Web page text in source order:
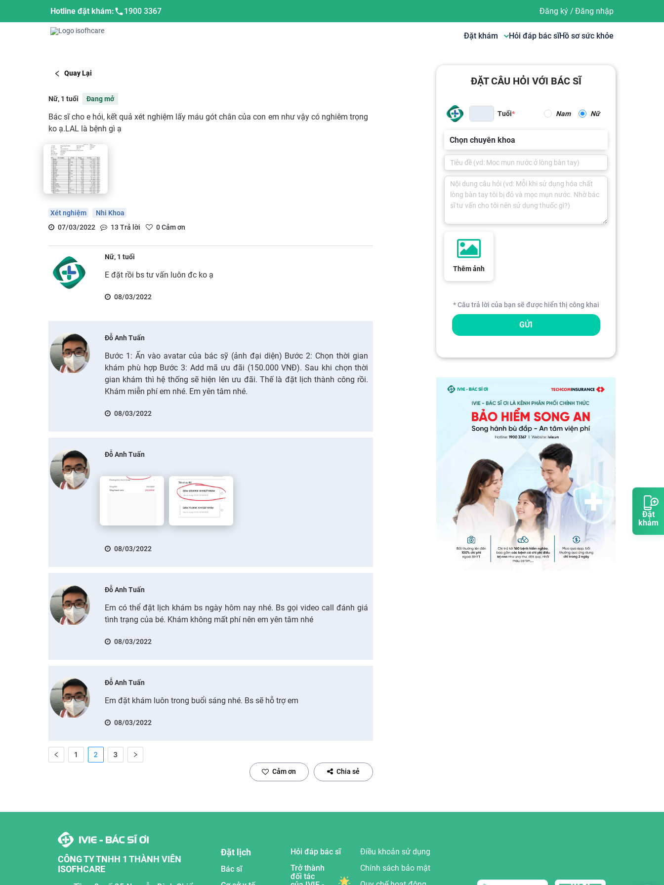
Đặt
khám
Hotline đặt khám: 1900 3367 Đăng ký/ Đăng nhập
Đặt khám Hỏi đáp bác sĩHồ sơ sức khỏe
Quay Lại
Nữ, 1 tuổi Đang mở
Bác sĩ cho e hỏi, kết quả xét nghiệm lấy máu gót chân của con em như vậy có nghiêm trọng
ko ạ.LAL là bệnh gì ạ
Xét nghiệm
Nhi Khoa
07/03/2022
13 Trả lời 0Cảm ơn
Nữ, 1 tuổi
E đặt rồi bs tư vấn luôn đc ko ạ
08/03/2022
Đỗ Anh Tuấn
Bước 1: Ấn vào avatar của bác sỹ (ảnh đại diện) Bước 2: Chọn thời gian
khám phù hợp Bước 3: Add mã ưu đãi (150.000 VNĐ). Sau khi chọn thời
gian khám thì hệ thống sẽ hiện lên ưu đãi. Thế là đặt lịch thành công rồi.
Khám miễn phí em nhé. Em yên tâm nhé.
08/03/2022
Đỗ Anh Tuấn
08/03/2022
Đỗ Anh Tuấn
Em có thể đặt lịch khám bs ngày hôm nay nhé. Bs gọi video call đánh giá
tình trạng của bé. Khám không mất phí nên em yên tâm nhé
08/03/2022
Đỗ Anh Tuấn
Em đặt khám luôn trong buổi sáng nhé. Bs sẽ hỗ trợ em
08/03/2022
1 2 3
Cảm ơn Chia sẻ
ĐẶT CÂU HỎI VỚI BÁC SĨ
Tuổi Nam Nữ
Chọn chuyên khoa
Thêm ảnh
* Câu trả lời của bạn sẽ được hiển thị công khai
GỬI
CÔNG TY TNHH 1 THÀNH VIÊN
ISOFHCARE
Đặt lịch
Bác sĩ
Hỏi đáp bác sĩ
Trở thành
đối tác
Điều khoản sử dụng
Chính sách bảo mật